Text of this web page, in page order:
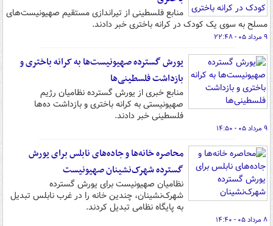
منابع فلسطینی از تیراندازی مستقیم صهیونیست‌های
مسلح به سوی یک کودک در کرانه باختری خبر دادند.
۹ مرداد ۰۵ - ۲۲:۴۸
یورش گسترده صهیونیست‌ها به کرانه باختری و
بازداشت فلسطینی‌ها
منابع خبری از یورش گسترده نظامیان رژیم
صهیونیستی به کرانه باختری و بازداشت ده‌ها
فلسطینی خبر دادند.
۹ مرداد ۰۵ - ۱۴:۵۰
محاصره خانه‌ها و جاده‌های نابلس برای یورش
گسترده شهرک‌نشینان صهیونیست
نظامیان صهیونیست برای یورش گسترده
شهرک‌نشینان، چندین خانه را در غرب نابلس تبدیل
به پایگاه نظامی تبدیل کردند.
۸ مرداد ۰۵ - ۱۴:۴۰